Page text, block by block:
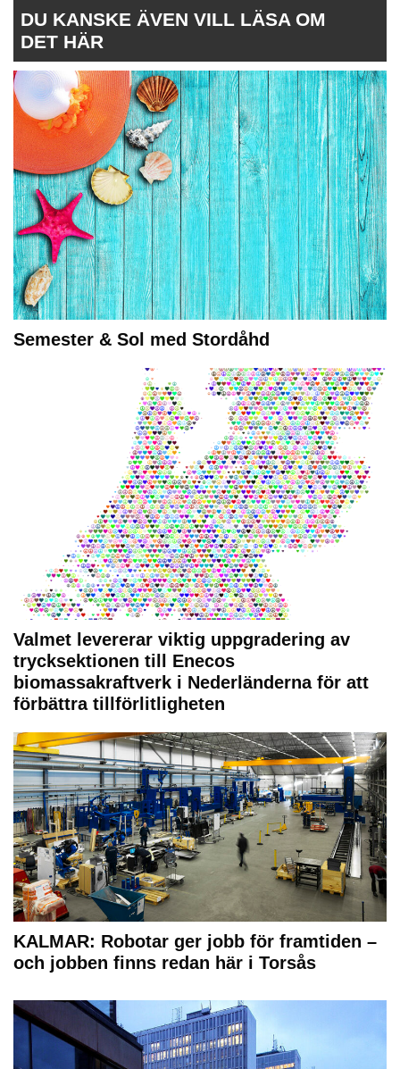
DU KANSKE ÄVEN VILL LÄSA OM
DET HÄR
Semester & Sol med Stordåhd
Valmet levererar viktig uppgradering av
trycksektionen till Enecos
biomassakraftverk i Nederländerna för att
förbättra tillförlitligheten
KALMAR: Robotar ger jobb för framtiden –
och jobben finns redan här i Torsås